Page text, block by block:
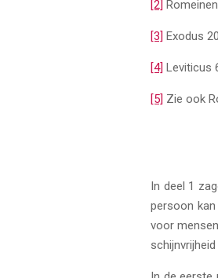
[2]
[3] Exodus
[4] Leviticus
[5] Zie ook
In deel 1
persoon
voor